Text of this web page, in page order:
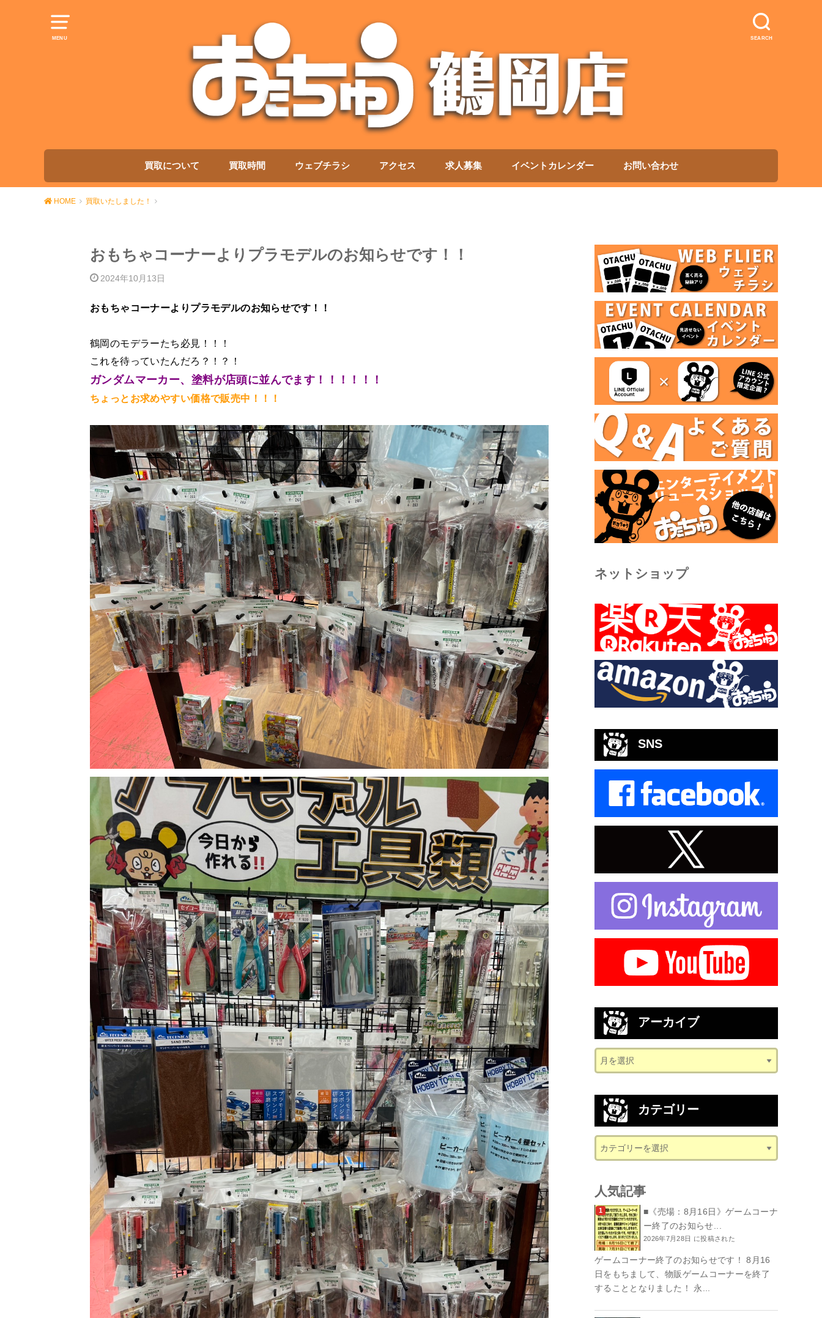
MENU SEARCH
買取について 買取時間 ウェブチラシ アクセス 求人募集 イベントカレンダー お問い合わせ
HOME 買取いたしました！
おもちゃコーナーよりプラモデルのお知らせです！！
2024年10月13日
おもちゃコーナーよりプラモデルのお知らせです！！
鶴岡のモデラーたち必見！！！
これを待っていたんだろ？！？！
ガンダムマーカー、塗料が店頭に並んでます！！！！！！
ちょっとお求めやすい価格で販売中！！！
ネットショップ
SNS
アーカイブ
カテゴリー
人気記事
■《売場：8月16日》ゲームコーナ
ー終了のお知らせ...
2026年7月28日 に投稿された
ゲームコーナー終了のお知らせです！ 8月16
日をもちまして、物販ゲームコーナーを終了
することとなりました！ 永...